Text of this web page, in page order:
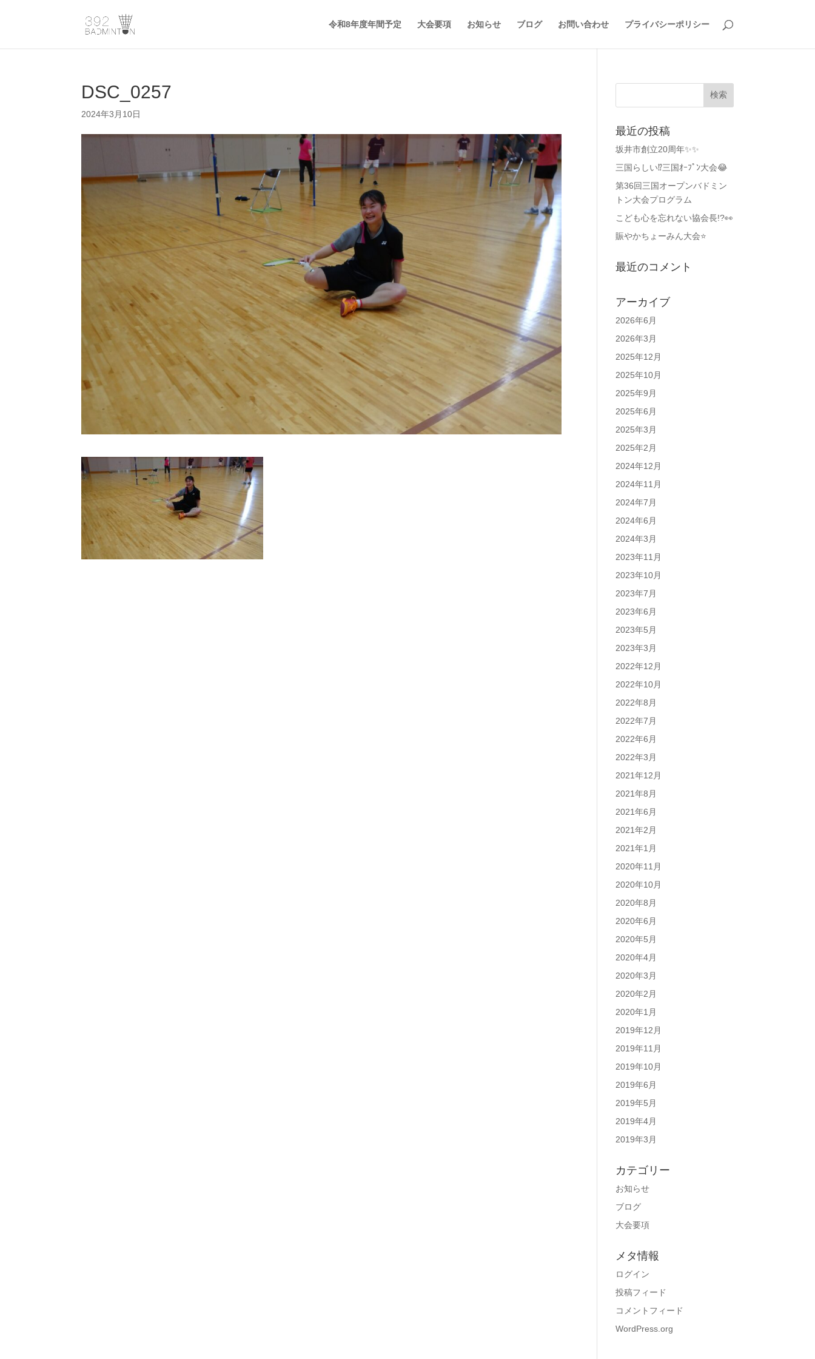
令和8年度年間予定 大会要項 お知らせ ブログ お問い合わせ プライバシーポリシー
DSC_0257
2024年3月10日
最近の投稿
坂井市創立20周年✨✨
三国らしい⁉️三国ｵｰﾌﾟﾝ大会😂
第36回三国オープンバドミン
トン大会プログラム
こども心を忘れない協会長!?👀
賑やかちょーみん大会⭐
最近のコメント
アーカイブ
2026年6月
2026年3月
2025年12月
2025年10月
2025年9月
2025年6月
2025年3月
2025年2月
2024年12月
2024年11月
2024年7月
2024年6月
2024年3月
2023年11月
2023年10月
2023年7月
2023年6月
2023年5月
2023年3月
2022年12月
2022年10月
2022年8月
2022年7月
2022年6月
2022年3月
2021年12月
2021年8月
2021年6月
2021年2月
2021年1月
2020年11月
2020年10月
2020年8月
2020年6月
2020年5月
2020年4月
2020年3月
2020年2月
2020年1月
2019年12月
2019年11月
2019年10月
2019年6月
2019年5月
2019年4月
2019年3月
カテゴリー
お知らせ
ブログ
大会要項
メタ情報
ログイン
投稿フィード
コメントフィード
WordPress.org